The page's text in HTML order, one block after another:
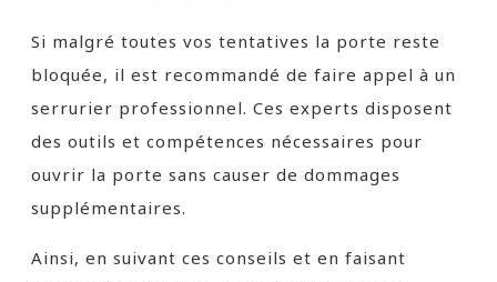
Si malgré toutes vos tentatives la porte reste
bloquée, il est recommandé de faire appel à un
serrurier professionnel. Ces experts disposent
des outils et compétences nécessaires pour
ouvrir la porte sans causer de dommages
supplémentaires.
Ainsi, en suivant ces conseils et en faisant